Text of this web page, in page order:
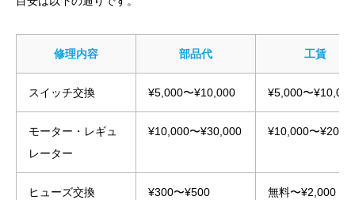
修理内容 部品代 工賃
スイッチ交換 ¥5,000〜¥10,000 ¥5,000〜¥10,000
モーター・レギュ
レーター
¥10,000〜¥30,000 ¥10,000〜
ヒューズ交換 ¥300〜¥500 無料〜¥2,000